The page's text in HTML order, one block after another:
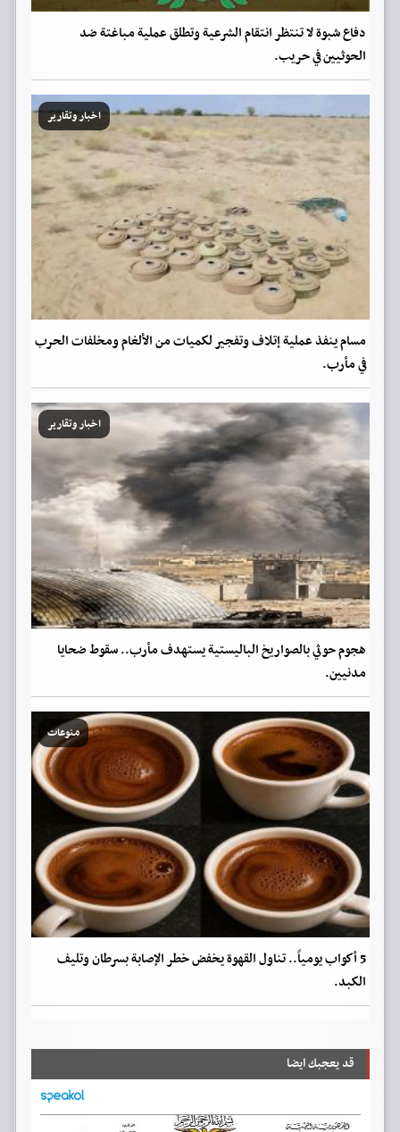
دفاع شبوة لا تنتظر انتقام الشرعية وتطلق عملية مباغتة ضد
الحوثيين في حريب.
اخبار وتقارير
مسام ينفذ عملية إتلاف وتفجير لكميات من الألغام ومخلفات الحرب
في مأرب.
اخبار وتقارير
هجوم حوثي بالصواريخ الباليستية يستهدف مأرب.. سقوط ضحايا
مدنيين.
منوعات
5 أكواب يومياً.. تناول القهوة يخفض خطر الإصابة بسرطان وتليف
الكبد.
قد يعجبك ايضا